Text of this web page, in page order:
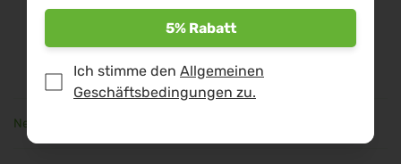
0
0
Sort by
5% Rabatt
Ich stimme den Allgemeinen
Geschäftsbedingungen zu.